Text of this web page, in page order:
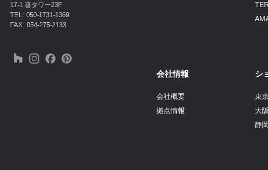
17-1 葵タワー23F
TEL: 050-1731-1369
FAX: 054-275-2133
会社情報
会社概要
拠点情報
シ
東
大
静